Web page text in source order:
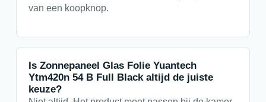
van een koopknop.
Is Zonnepaneel Glas Folie Yuantech
Ytm420n 54 B Full Black altijd de juiste
keuze?